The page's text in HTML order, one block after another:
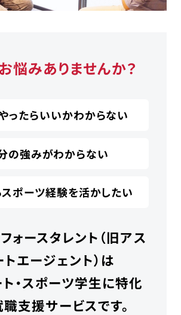
悩みありませんか？
ったらいいかわからない
の強みがわからない
スポーツ経験を活かしたい
ォースタレント（旧アス
トエージェント）は
・スポーツ学生に特化
支援サービスです。